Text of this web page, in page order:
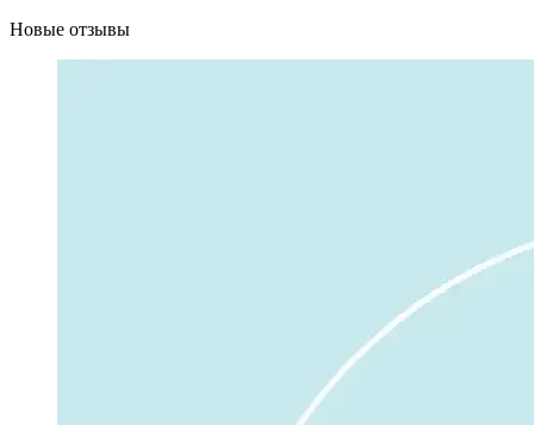
Новые отзывы